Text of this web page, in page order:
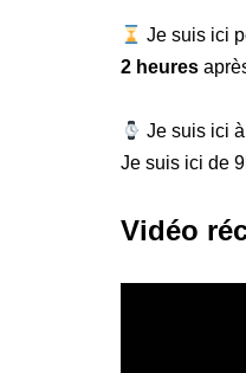
Je suis ici
2 heures
Je suis ici
Je suis ici de
Vidéo